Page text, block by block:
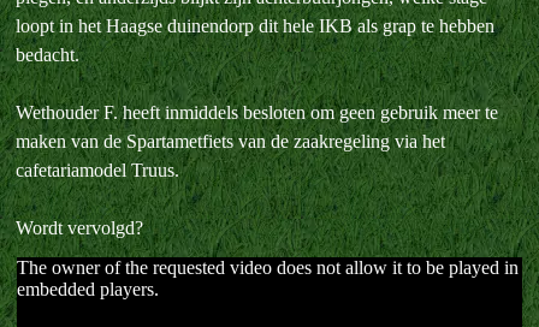
loopt in het Haagse duinendorp dit hele IKB als grap te hebben
bedacht.
Wethouder F. heeft inmiddels besloten om geen gebruik meer te
maken van de Spartametfiets van de zaakregeling via het
cafetariamodel Truus.
Wordt vervolgd?
The owner of the requested video does not allow it to be played in
embedded players.